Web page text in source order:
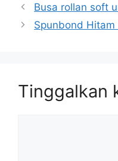
Busa rollan soft
Spunbond Hitam
Tinggalkan